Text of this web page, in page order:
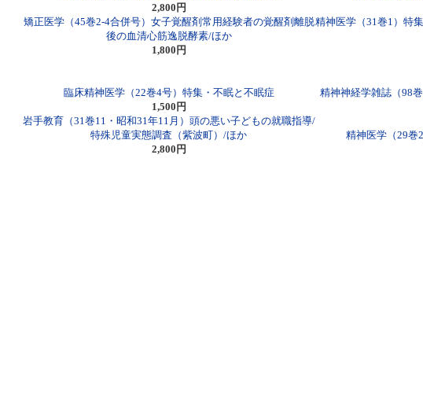
2,800円
矯正医学（45巻2-4合併号）女子覚醒剤常用経験者の覚醒剤離脱
後の血清心筋逸脱酵素/ほか
1,800円
精神医学（31巻1）特
臨床精神医学（22巻4号）特集・不眠と不眠症
1,500円
精神神経学雑誌（98
岩手教育（31巻11・昭和31年11月）頭の悪い子どもの就職指導/
特殊児童実態調査（紫波町）/ほか
2,800円
精神医学（29巻